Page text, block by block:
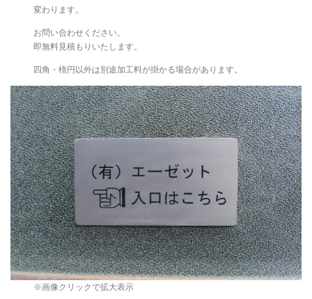
変わります。
お問い合わせください。
即無料見積もりいたします。
四角・楕円以外は別途加工料が掛かる場合があります。
※画像クリックで拡大表示